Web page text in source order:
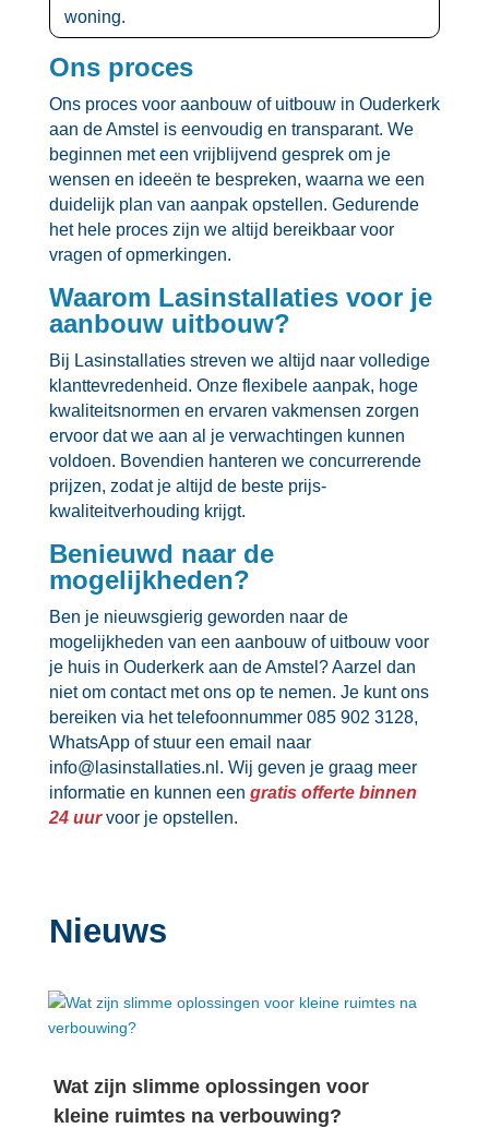
woning.​
Ons proces
Ons proces voor aanbouw of uitbouw in Ouderkerk
aan de Amstel is eenvoudig en transparant.​ We
beginnen met een vrijblijvend gesprek om je
wensen en ideeën te bespreken, waarna we een
duidelijk plan van aanpak opstellen.​ Gedurende
het hele proces zijn we altijd bereikbaar voor
vragen of opmerkingen.​
Waarom Lasinstallaties voor je
aanbouw uitbouw?
Bij Lasinstallaties streven we altijd naar volledige
klanttevredenheid.​ Onze flexibele aanpak, hoge
kwaliteitsnormen en ervaren vakmensen zorgen
ervoor dat we aan al je verwachtingen kunnen
voldoen.​ Bovendien hanteren we concurrerende
prijzen, zodat je altijd de beste prijs-
kwaliteitverhouding krijgt.​
Benieuwd naar de
mogelijkheden?
Ben je nieuwsgierig geworden naar de
mogelijkheden van een aanbouw of uitbouw voor
je huis in Ouderkerk aan de Amstel? Aarzel dan
niet om contact met ons op te nemen.​ Je kunt ons
bereiken via het telefoonnummer 085 902 3128,
WhatsApp of stuur een email naar
info@lasinstallaties.​nl.​ Wij geven je graag meer
informatie en kunnen een gratis offerte binnen
24 uurvoor je opstellen.​
Nieuws
Wat zijn slimme oplossingen voor
kleine ruimtes na verbouwing?